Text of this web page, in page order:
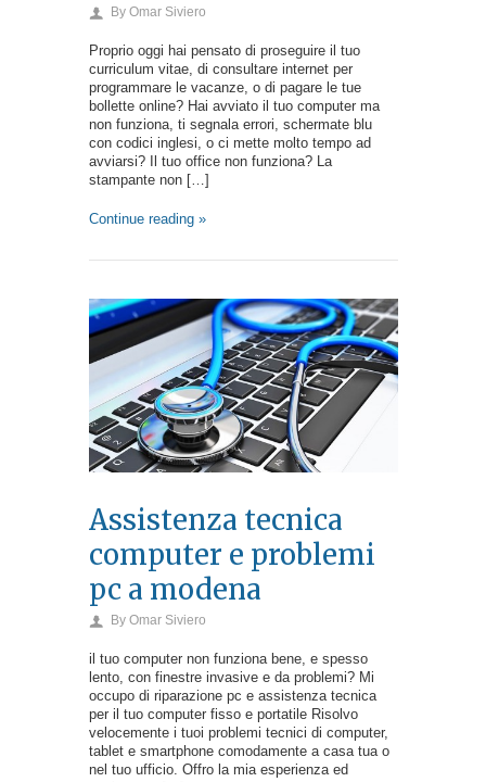
By Omar Siviero
Proprio oggi hai pensato di proseguire il tuo
curriculum vitae, di consultare internet per
programmare le vacanze, o di pagare le tue
bollette online? Hai avviato il tuo computer ma
non funziona, ti segnala errori, schermate blu
con codici inglesi, o ci mette molto tempo ad
avviarsi? Il tuo office non funziona? La
stampante non […]
Continue reading »
Assistenza tecnica
computer e problemi
pc a modena
By Omar Siviero
il tuo computer non funziona bene, e spesso
lento, con finestre invasive e da problemi? Mi
occupo di riparazione pc e assistenza tecnica
per il tuo computer fisso e portatile Risolvo
velocemente i tuoi problemi tecnici di computer,
tablet e smartphone comodamente a casa tua o
nel tuo ufficio. Offro la mia esperienza ed